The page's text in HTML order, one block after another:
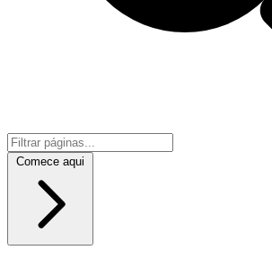
Comece aqui